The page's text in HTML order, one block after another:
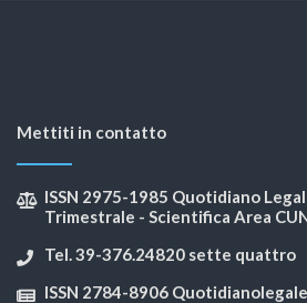
Mettiti in contatto
ISSN 2975-1985 Quotidiano
Trimestrale - Scientifica Area
Tel. 39-376.24820 sette quattro
ISSN 2784-8906